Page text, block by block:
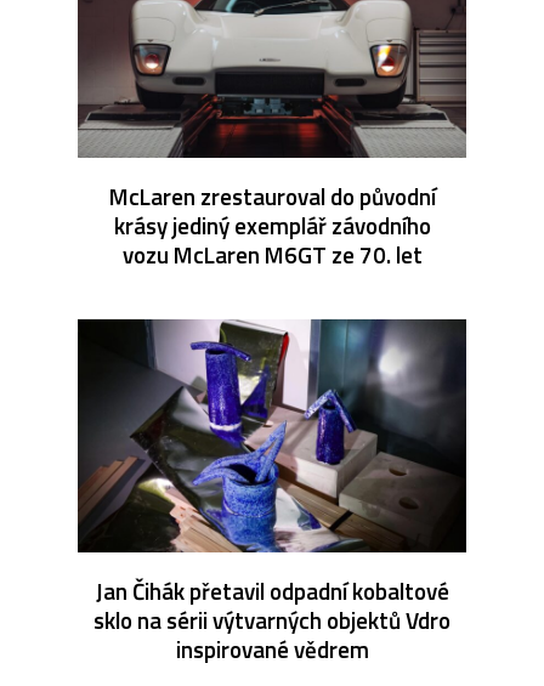
McLaren zrestauroval do původní
krásy jediný exemplář závodního
vozu McLaren M6GT ze 70. let
Jan Čihák přetavil odpadní kobaltové
sklo na sérii výtvarných objektů Vdro
inspirované vědrem